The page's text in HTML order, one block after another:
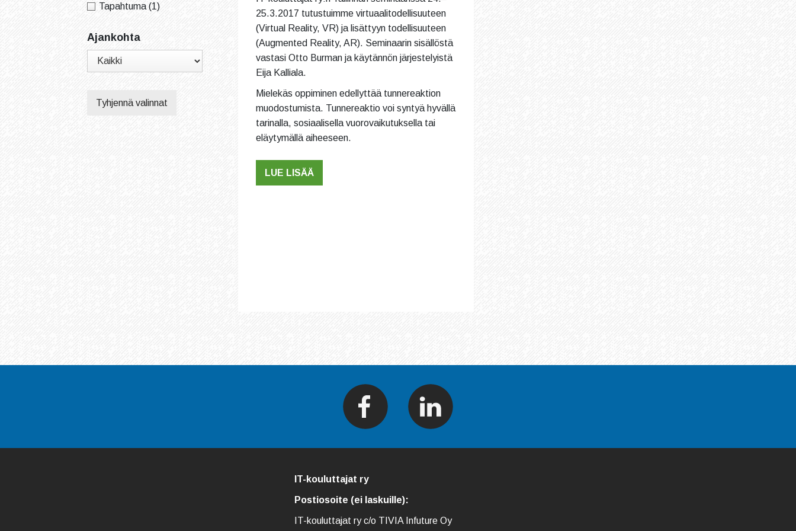
Tapahtuma (1)
Ajankohta
Tyhjennä valinnat
25.3.2017 tutustuimme virtuaalitodellisuuteen
(Virtual Reality, VR) ja lisättyyn todellisuuteen
(Augmented Reality, AR). Seminaarin sisällöstä
vastasi Otto Burman ja käytännön järjestelyistä
Eija Kalliala.
Mielekäs oppiminen edellyttää tunnereaktion
muodostumista. Tunnereaktio voi syntyä hyvällä
tarinalla, sosiaalisella vuorovaikutuksella tai
eläytymällä aiheeseen.
LUE LISÄÄ
IT-kouluttajat ry
Postiosoite (ei laskuille):
IT-kouluttajat ry c/o TIVIA Infuture Oy